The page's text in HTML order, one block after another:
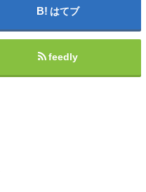
はてブ
feedly